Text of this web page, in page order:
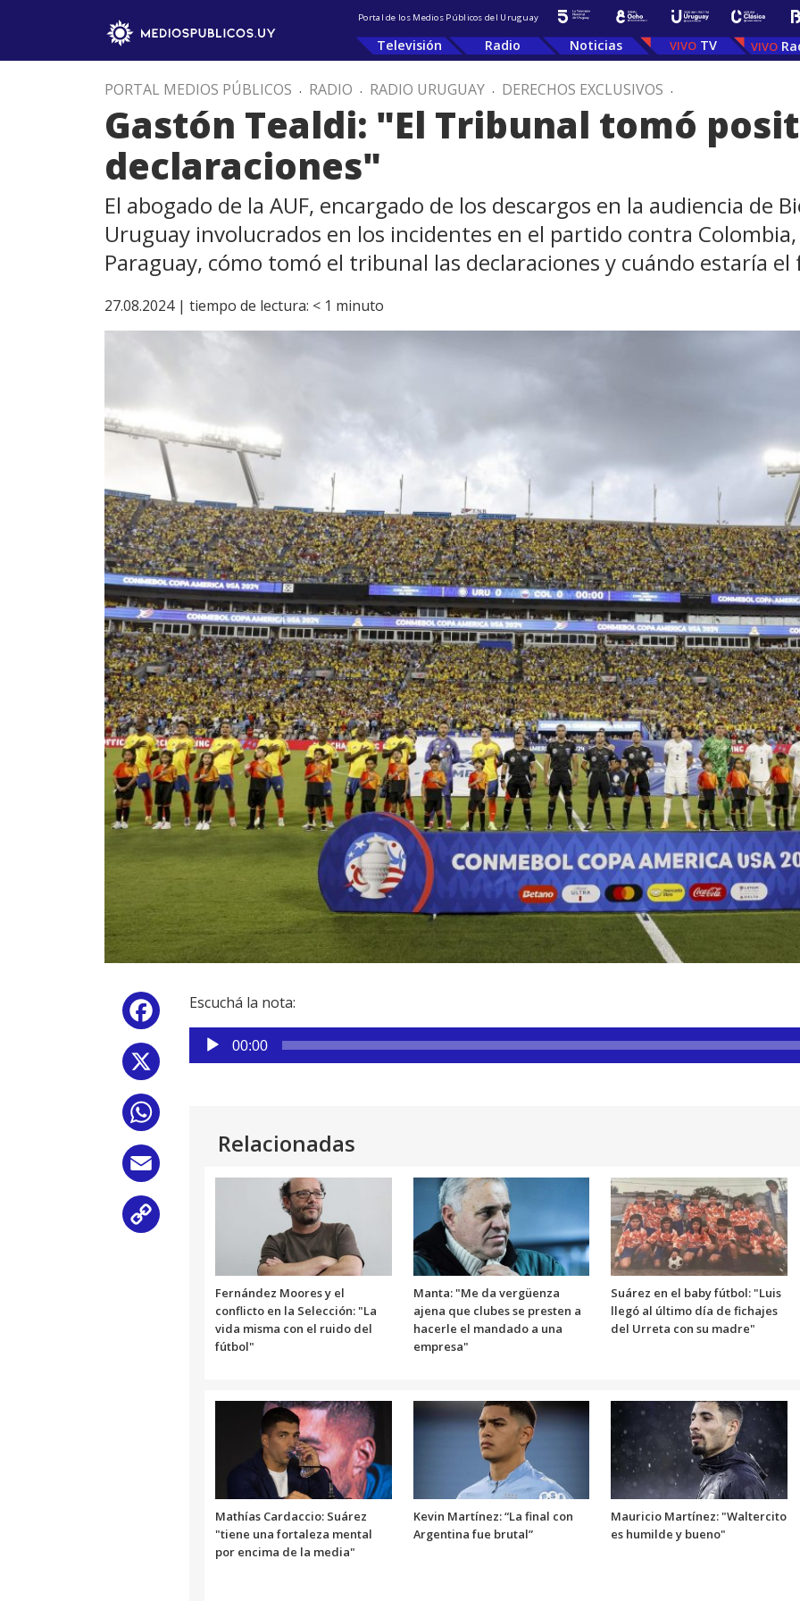
Portal de los Medios Públicos del Uruguay
Televisión Radio Noticias TV
PORTAL MEDIOS PÚBLICOS . RADIO . RADIO URUGUAY . DERECHOS EXCLUSIVOS .
Gastón Tealdi: "El Tribunal tomó
declaraciones"
El abogado de la AUF, encargado de los descargos en la audiencia de
Uruguay involucrados en los incidentes en el partido contra
Paraguay, cómo tomó el tribunal las declaraciones y cuándo estaría el
27.08.2024 | tiempo de lectura: < 1 minuto
Facebook
Escuchá la nota:
Reproductor
de
00:00
Relacionadas
Fernández Moores y el
conflicto en la Selección: "La
vida misma con el ruido del
fútbol"
Manta: "Me da vergüenza
ajena que clubes se presten a
hacerle el mandado a una
empresa"
Suárez en el baby fútbol: "Luis
llegó al último día de fichajes
del Urreta con su madre"
Mathías Cardaccio: Suárez
"tiene una fortaleza mental
por encima de la media"
Kevin Martínez: “La final con
Argentina fue brutal”
Mauricio Martínez: "Waltercito
es humilde y bueno"